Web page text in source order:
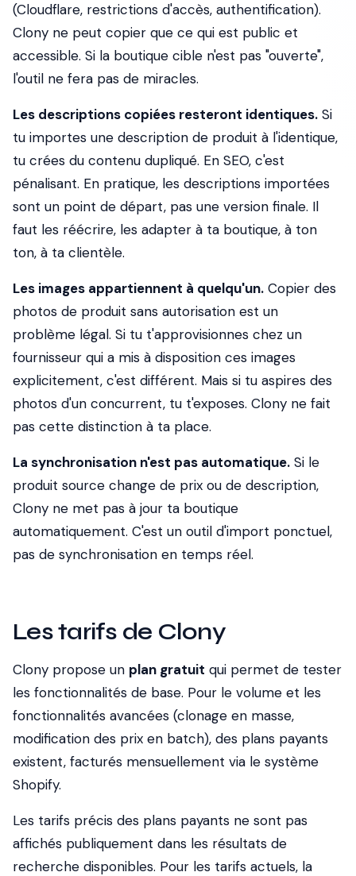
(Cloudflare, restrictions d'accès, authentification).
Clony ne peut copier que ce qui est public et
accessible. Si la boutique cible n'est pas "ouverte",
l'outil ne fera pas de miracles.
Les descriptions copiées resteront identiques. Si
tu importes une description de produit à l'identique,
tu crées du contenu dupliqué. En SEO, c'est
pénalisant. En pratique, les descriptions importées
sont un point de départ, pas une version finale. Il
faut les réécrire, les adapter à ta boutique, à ton
ton, à ta clientèle.
Les images appartiennent à quelqu'un. Copier des
photos de produit sans autorisation est un
problème légal. Si tu t'approvisionnes chez un
fournisseur qui a mis à disposition ces images
explicitement, c'est différent. Mais si tu aspires des
photos d'un concurrent, tu t'exposes. Clony ne fait
pas cette distinction à ta place.
La synchronisation n'est pas automatique. Si le
produit source change de prix ou de description,
Clony ne met pas à jour ta boutique
automatiquement. C'est un outil d'import ponctuel,
pas de synchronisation en temps réel.
Les tarifs de Clony
Clony propose un plan gratuit qui permet de tester
les fonctionnalités de base. Pour le volume et les
fonctionnalités avancées (clonage en masse,
modification des prix en batch), des plans payants
existent, facturés mensuellement via le système
Shopify.
Les tarifs précis des plans payants ne sont pas
affichés publiquement dans les résultats de
recherche disponibles. Pour les tarifs actuels, la